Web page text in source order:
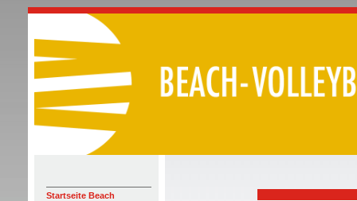
Startseite Beach